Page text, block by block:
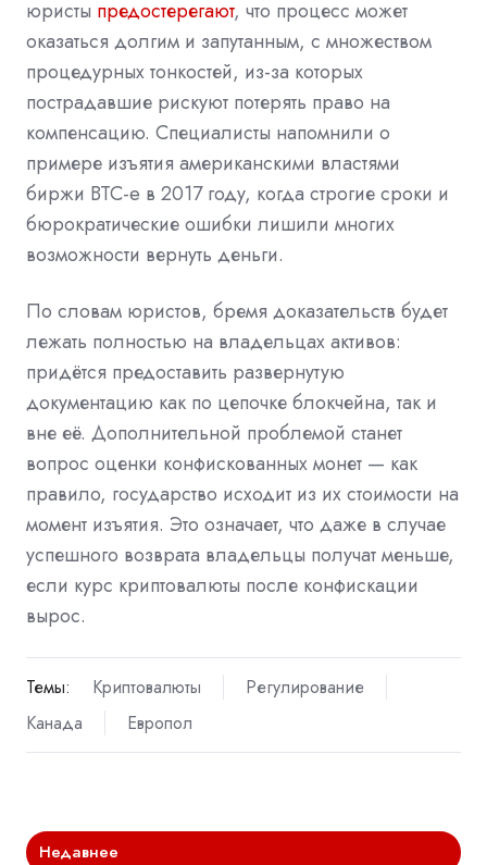
юристы предостерегают, что процесс может
оказаться долгим и запутанным, с множеством
процедурных тонкостей, из-за которых
пострадавшие рискуют потерять право на
компенсацию. Специалисты напомнили о
примере изъятия американскими властями
биржи BTC-e в 2017 году, когда строгие сроки и
бюрократические ошибки лишили многих
возможности вернуть деньги.
По словам юристов, бремя доказательств будет
лежать полностью на владельцах активов:
придётся предоставить развернутую
документацию как по цепочкеблокчейна, так и
вне её. Дополнительной проблемой станет
вопрос оценки конфискованных монет — как
правило, государство исходит из их стоимости на
момент изъятия. Это означает, что даже в случае
успешного возврата владельцы получат меньше,
если курс криптовалюты после конфискации
вырос.
Темы: Криптовалюты
Регулирование
Канада
Европол
Недавнее